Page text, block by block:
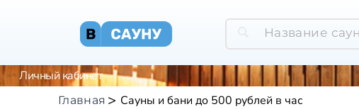
Личный кабинет
Главная Сауны и бани до 500 рублей в час